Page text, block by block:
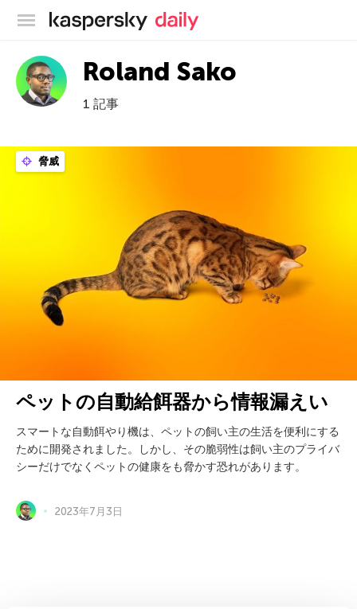
カスペルスキー公式ブログ
Roland Sako
1 記事
脅威
ペットの自動給餌器から情報漏えい
スマートな自動餌やり機は、ペットの飼い主の生活を便利にする
ために開発されました。しかし、その脆弱性は飼い主のプライバ
シーだけでなくペットの健康をも脅かす恐れがあります。
2023年7月3日